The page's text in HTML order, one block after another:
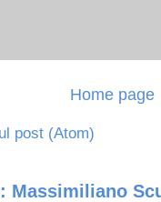
Home page
post (Atom)
Massimiliano